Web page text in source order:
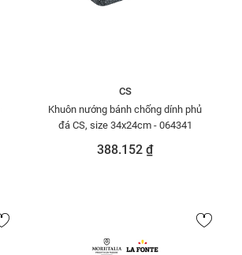
CS
Khuôn nướng bánh chống dính phủ
đá CS, size 34x24cm - 064341
388.152 ₫